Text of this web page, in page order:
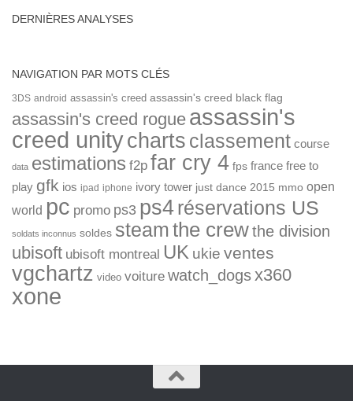
DERNIÈRES ANALYSES
NAVIGATION PAR MOTS CLÉS
3DS android assassin's creed assassin's creed black flag
assassin's creed rogue assassin's
creed unitycharts classement course
data estimations f2p far cry 4 fps france free to
play gfk ios ipad iphone ivory tower just dance 2015 mmo open
world pc promo ps3 ps4réservations US
soldats inconnus soldes steamthe crewthe division
ubisoft ubisoft montreal UK ukie ventes
vgchartz video voiture watch_dogsx360
xone